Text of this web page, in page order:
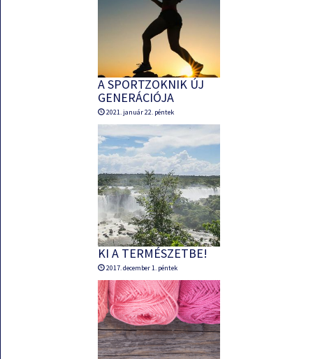
A SPORTZOKNIK ÚJ
GENERÁCIÓJA
2021. január 22. péntek
KI A TERMÉSZETBE!
2017. december 1. péntek